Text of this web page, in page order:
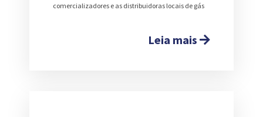
comercializadores e as distribuidoras locais de gás
Leia mais